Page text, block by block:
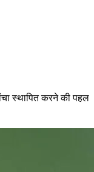
स्थापित करने की पहल